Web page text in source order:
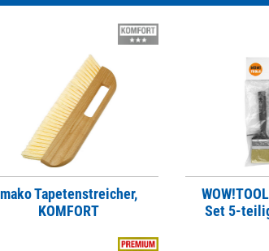
mako Tapetenstreicher,
KOMFORT
Set 5-